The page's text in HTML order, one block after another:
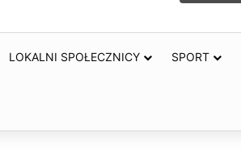
LOKALNI SPOŁECZNICY SPORT